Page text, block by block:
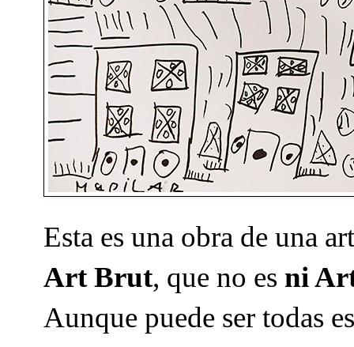
Esta es una obra de una
Art Brut, que no es ni
Aunque puede ser todas